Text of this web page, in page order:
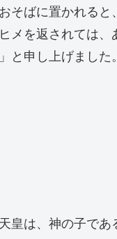
そばに置かれると
メを返されては
申し上げました。
皇は、神の子で